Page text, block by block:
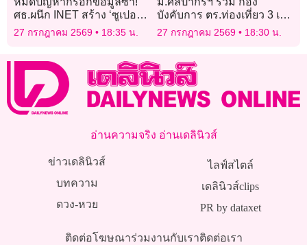
ศธ.ผนึก INET สร้าง ‘ซูเปอร์
แอปการศึกษา’ ใช้ข้อมูลชุด
เดียวทั่วไทย
27 กรกฎาคม 2569 18:35 น.
บังคับการ ตร.ท่องเที่ยว 3 เปิด
โครงการอบรม “ยุวทูตตำรวจ
ท่องเที่ยว”
27 กรกฎาคม 2569 18:30 น.
อ่านความจริง อ่านเดลินิวส์
ข่าวเดลินิวส์
บทความ
ดวง-หวย
ไลฟ์สไตล์
เดลินิวส์clips
PR by dataxet
ติดต่อโฆษณาร่วมงานกับเราติดต่อเรา